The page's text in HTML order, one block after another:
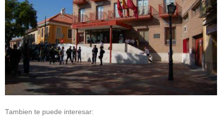
Tambien te puede interesar: